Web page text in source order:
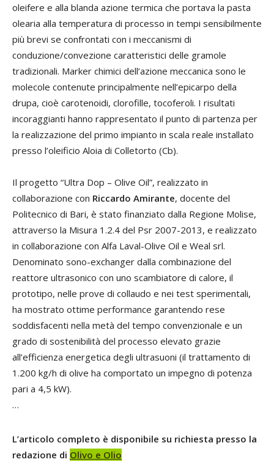
oleifere e alla blanda azione termica che portava la pasta
olearia alla temperatura di processo in tempi sensibilmente
più brevi se confrontati con i meccanismi di
conduzione/convezione caratteristici delle gramole
tradizionali. Marker chimici dell’azione meccanica sono le
molecole contenute principalmente nell’epicarpo della
drupa, cioè carotenoidi, clorofille, tocoferoli. I risultati
incoraggianti hanno rappresentato il punto di partenza per
la realizzazione del primo impianto in scala reale installato
presso l’oleificio Aloia di Colletorto (Cb).
Il progetto “Ultra Dop – Olive Oil”, realizzato in
collaborazione con Riccardo Amirante, docente del
Politecnico di Bari, è stato finanziato dalla Regione Molise,
attraverso la Misura 1.2.4 del Psr 2007-2013, e realizzato
in collaborazione con Alfa Laval-Olive Oil e Weal srl.
Denominato sono-exchanger dalla combinazione del
reattore ultrasonico con uno scambiatore di calore, il
prototipo, nelle prove di collaudo e nei test sperimentali,
ha mostrato ottime performance garantendo rese
soddisfacenti nella metà del tempo convenzionale e un
grado di sostenibilità del processo elevato grazie
all’efficienza energetica degli ultrasuoni (il trattamento di
1.200 kg/h di olive ha comportato un impegno di potenza
pari a 4,5 kW).
…
L’articolo completo è disponibile su richiesta presso la
redazione di Olivo e Olio